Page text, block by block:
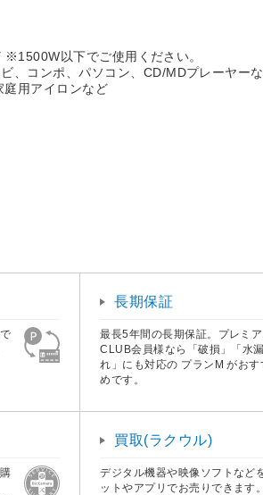
以下でご使用ください。
、コンポ、パソコン、CD/MDプレーヤー
庭用アイロンなど
長期保証
最長5年間の長期保証。プレミア
CLUB会員様なら「破損」「水漏
れ」にも対応の プランM がおす
めです。
買取(ラクウル)
デジタル機器や映像ソフトなど
ットやアプリでお売りできます